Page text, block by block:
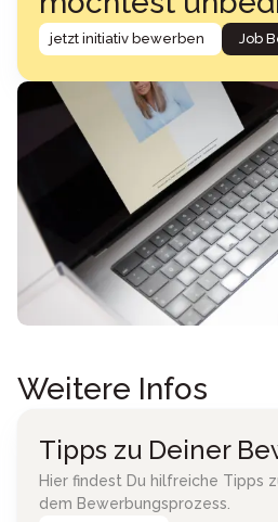
jetzt initiativ bewerben Job
Weitere Infos
Tipps zu Deiner
Hier findest Du hilfreiche Tipps
dem Bewerbungsprozess.